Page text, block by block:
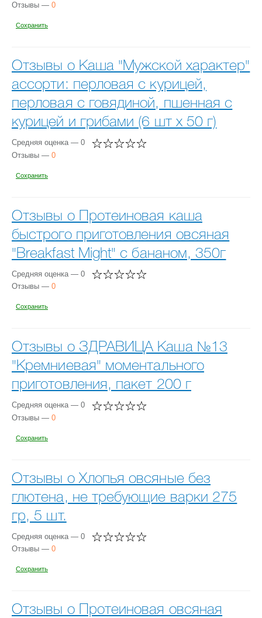
Отзывы — 0
Сохранить
Отзывы о Каша "Мужской характер"
ассорти: перловая с курицей,
перловая с говядиной, пшенная с
курицей и грибами (6 шт х 50 г)
Средняя оценка — 0
Отзывы — 0
Сохранить
Отзывы о Протеиновая каша
быстрого приготовления овсяная
"Breakfast Might" с бананом, 350г
Средняя оценка — 0
Отзывы — 0
Сохранить
Отзывы о ЗДРАВИЦА Каша №13
"Кремниевая" моментального
приготовления, пакет 200 г
Средняя оценка — 0
Отзывы — 0
Сохранить
Отзывы о Хлопья овсяные без
глютена, не требующие варки 275
гр, 5 шт.
Средняя оценка — 0
Отзывы — 0
Сохранить
Отзывы о Протеиновая овсяная